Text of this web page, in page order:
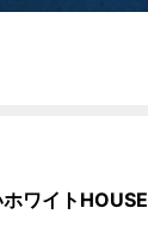
ワイトHOUSE